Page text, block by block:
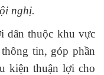
nghị.
dân thuộc khu vực
tin, góp phần
kiện thuận lợi cho